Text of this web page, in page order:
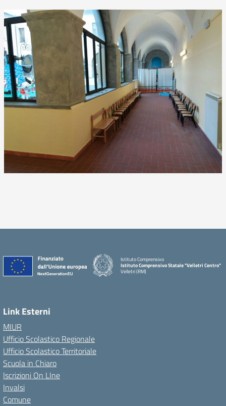
Istituto Comprensivo
Istituto Comprensivo Statale "Velletri Centro"
Velletri (RM)
Link Esterni
MIUR
Ufficio Scolastico Regionale
Ufficio Scolastico Territoriale
Scuola in Chiaro
Iscrizioni On LIne
Invalsi
Comune